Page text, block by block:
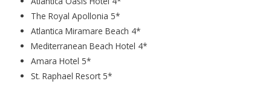
The Royal Apollonia 5*
Atlantica Miramare Beach 4*
Mediterranean Beach Hotel 4*
Amara Hotel 5*
St. Raphael Resort 5*